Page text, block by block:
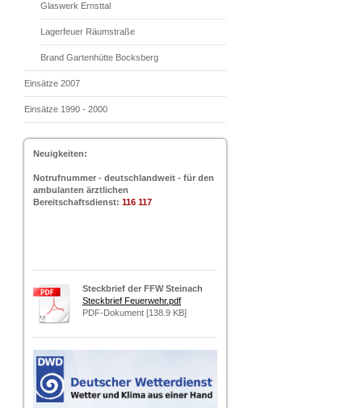
Glaswerk Ernsttal
Lagerfeuer Räumstraße
Brand Gartenhütte Bocksberg
Einsätze 2007
Einsätze 1990 - 2000
Neuigkeiten:
Notrufnummer - deutschlandweit - für den
ambulanten ärztlichen
Bereitschaftsdienst: 116 117
Steckbrief der FFW Steinach
Steckbrief Feuerwehr.pdf
PDF-Dokument [138.9 KB]